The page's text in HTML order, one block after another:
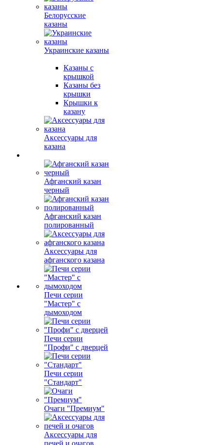
Белорусские
казаны
Украинские казаны
Казаны с
крышкой
Казаны без
крышки
Крышки к
казану
Аксессуары для
казана
Афганский казан
черный
Афганский казан
полированный
Аксессуары для
афганского казана
Печи серии
"Мастер" с
дымоходом
Печи серии
"Профи" с дверцей
Печи серии
"Стандарт"
Очаги "Премиум"
Аксессуары для
печей и очагов